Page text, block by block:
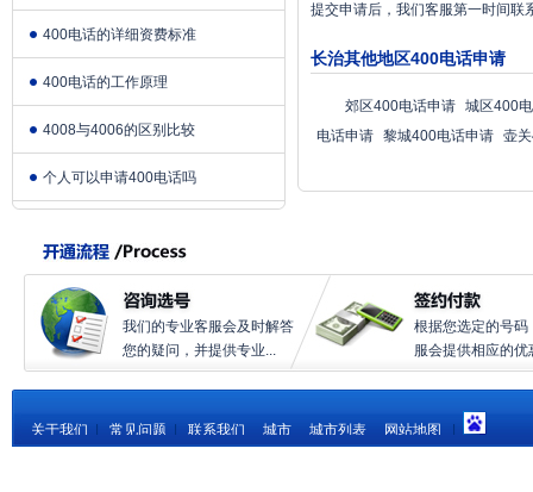
400电话的详细资费标准
400电话的工作原理
4008与4006的区别比较
个人可以申请400电话吗
提交申请后，我们客服第一时间联
长治其他地区400电话申请
郊区400电话申请 城区400
电话申请 黎城400电话申请 壶
我们的专业客服会及时解答
您的疑问，并提供专业...
根据您选定的号码
服会提供相应的优
关于我们 常见问题 联系我们 城市 城市列表 网站地图